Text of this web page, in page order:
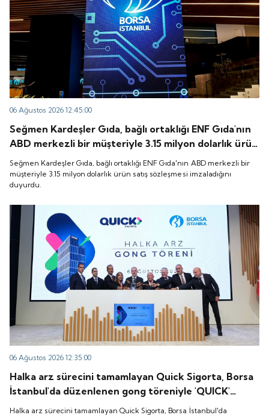
06 Ağustos 2026 12:45:00
Seğmen Kardeşler Gıda, bağlı ortaklığı ENF Gıda'nın
ABD merkezli bir müşteriyle 3.15 milyon dolarlık ürün
satış sözleşmesi imzaladığını duyurdu.
Seğmen Kardeşler Gıda, bağlı ortaklığı ENF Gıda'nın ABD merkezli bir
müşteriyle 3.15 milyon dolarlık ürün satış sözleşmesi imzaladığını
duyurdu.
06 Ağustos 2026 12:35:00
Halka arz sürecini tamamlayan Quick Sigorta, Borsa
İstanbul'da düzenlenen gong töreniyle 'QUICK'
koduyla işlem görmeye başladı.
Halka arz sürecini tamamlayan Quick Sigorta, Borsa İstanbul'da